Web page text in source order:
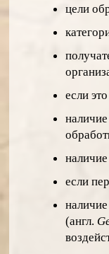
цели
если
если
(англ.